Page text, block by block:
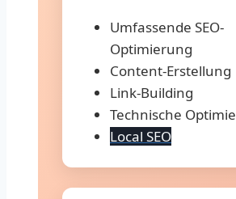
Umfassende SEO-
Optimierung
Content-Erstellung
Link-Building
Technische
Local SEO